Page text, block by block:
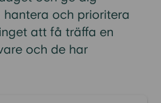
och prioritera
att få träffa en
och de har